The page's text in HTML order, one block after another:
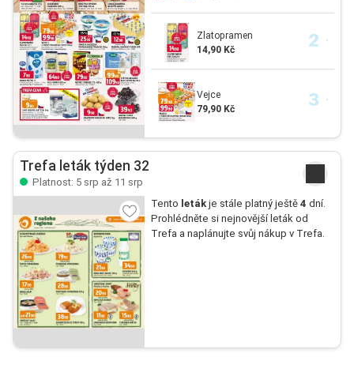
Zlatopramen
14,90 Kč
Vejce
79,90 Kč
Trefa leták týden 32
Platnost: 5 srp až 11 srp
Tento letákje stále platný ještě 4 dní.
Prohlédněte si nejnovější leták od
Trefa a naplánujte svůj nákup v Trefa.